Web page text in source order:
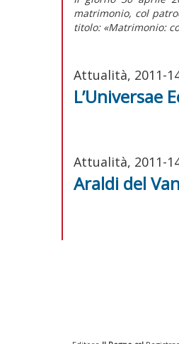
matrimonio, col
titolo: «Matrimonio:
Attualità, 2011-
L’Universae
Attualità, 2011-
Araldi del